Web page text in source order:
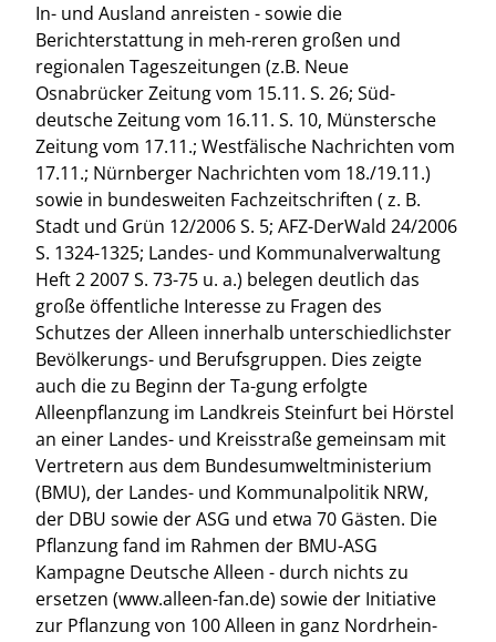
In- und Ausland anreisten - sowie die
Berichterstattung in meh-reren großen und
regionalen Tageszeitungen (z.B. Neue
Osnabrücker Zeitung vom 15.11. S. 26; Süd-
deutsche Zeitung vom 16.11. S. 10, Münstersche
Zeitung vom 17.11.; Westfälische Nachrichten vom
17.11.; Nürnberger Nachrichten vom 18./19.11.)
sowie in bundesweiten Fachzeitschriften ( z. B.
Stadt und Grün 12/2006 S. 5; AFZ-DerWald 24/2006
S. 1324-1325; Landes- und Kommunalverwaltung
Heft 2 2007 S. 73-75 u. a.) belegen deutlich das
große öffentliche Interesse zu Fragen des
Schutzes der Alleen innerhalb unterschiedlichster
Bevölkerungs- und Berufsgruppen. Dies zeigte
auch die zu Beginn der Ta-gung erfolgte
Alleenpflanzung im Landkreis Steinfurt bei Hörstel
an einer Landes- und Kreisstraße gemeinsam mit
Vertretern aus dem Bundesumweltministerium
(BMU), der Landes- und Kommunalpolitik NRW,
der DBU sowie der ASG und etwa 70 Gästen. Die
Pflanzung fand im Rahmen der BMU-ASG
Kampagne Deutsche Alleen - durch nichts zu
ersetzen (www.alleen-fan.de) sowie der Initiative
zur Pflanzung von 100 Alleen in ganz Nordrhein-